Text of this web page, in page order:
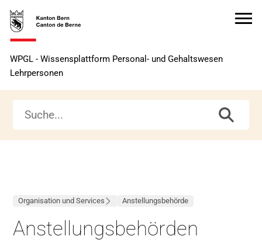
Zur
Startseite
Zur
Navigation
Zum
Hauptinhalt
Zum
Seitenende
Startseite
WPGL - Wissensplattform Personal- und Gehaltswesen
Lehrpersonen
Organisation und Services Anstellungsbehörde
Anstellungsbehörden